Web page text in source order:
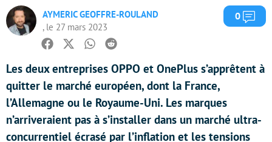
AYMERIC GEOFFRE-ROULAND
, le 27 mars 2023
0
Facebook
TwitterWhatsapp
Reddit
Les deux entreprises OPPO et OnePlus s’apprêtent à
quitter le marché européen, dont la France,
l’Allemagne ou le Royaume-Uni. Les marques
n’arriveraient pas à s’installer dans un marché ultra-
concurrentiel écrasé par l’inflation et les tensions